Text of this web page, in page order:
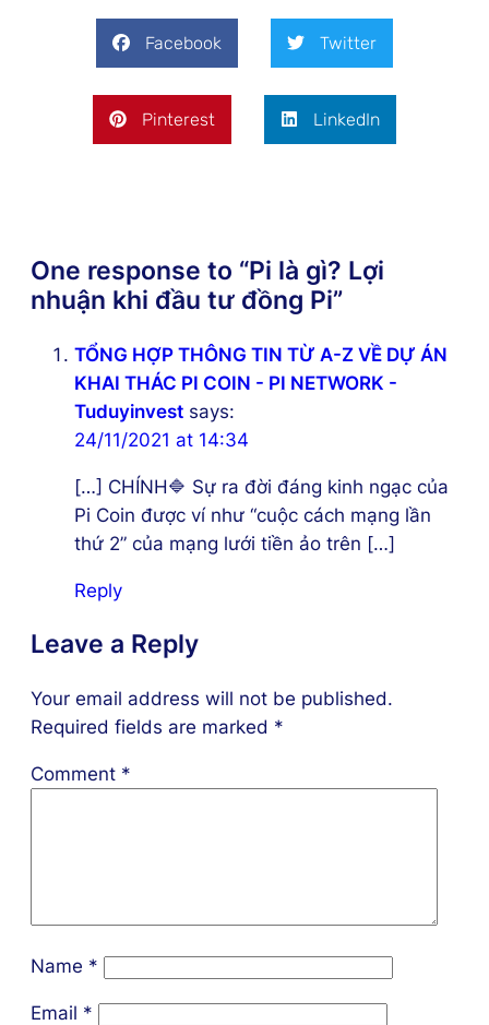
Facebook Twitter
Pinterest LinkedIn
One response to “Pi là gì? Lợi
nhuận khi đầu tư đồng Pi”
TỔNG HỢP THÔNG TIN TỪ A-Z VỀ DỰ ÁN
KHAI THÁC PI COIN - PI NETWORK -
Tuduyinvest says:
24/11/2021 at 14:34
[…] CHÍNH🔷 Sự ra đời đáng kinh ngạc của
Pi Coin được ví như “cuộc cách mạng lần
thứ 2” của mạng lưới tiền ảo trên […]
Reply
Leave a Reply
Your email address will not be published.
Required fields are marked *
Comment *
Name *
Email *